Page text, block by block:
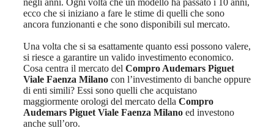
ecco che si iniziano a fare le stime di quelli che sono
ancora funzionanti e che sono disponibili sul mercato.
Una volta che si sa esattamente quanto essi possono valere,
si riesce a garantire un valido investimento economico.
Cosa centra il mercato del Compro Audemars Piguet
Viale Faenza Milano con l’investimento di banche oppure
di enti simili? Essi sono quelli che acquistano
maggiormente orologi del mercato della Compro
Audemars Piguet Viale Faenza Milano ed investono
anche sull’oro.